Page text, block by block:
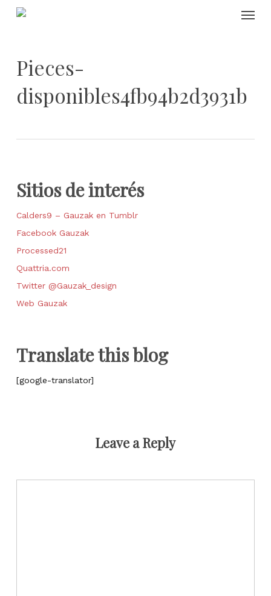
Skip
Pieces-
disponibles4fb94b2d3931b
Sitios de interés
Calders9 – Gauzak en Tumblr
Facebook Gauzak
Processed21
Quattria.com
Twitter @Gauzak_design
Web Gauzak
Translate this blog
[google-translator]
Leave a Reply